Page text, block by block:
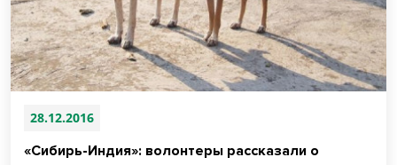
28.12.2016
«Сибирь-Индия»: волонтеры рассказали о